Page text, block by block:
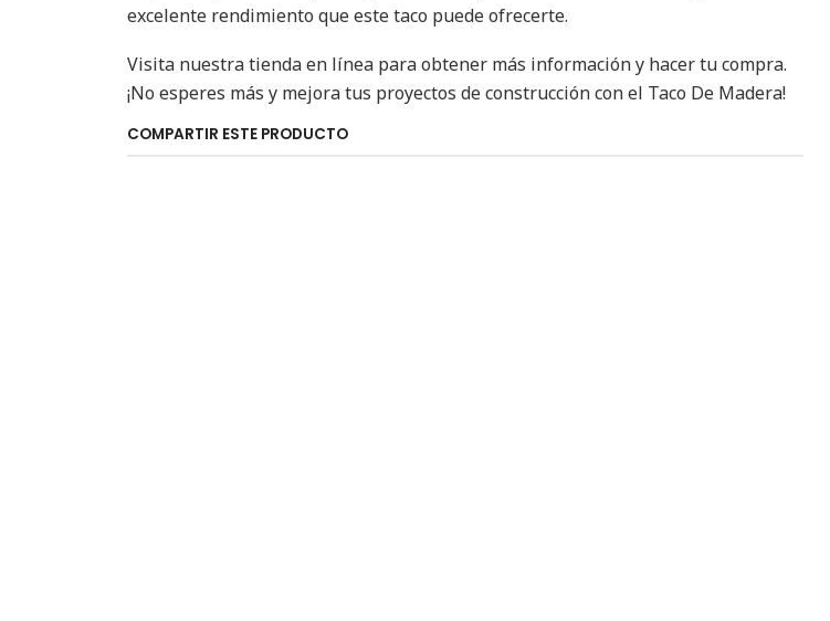
excelente rendimiento que este taco puede ofrecerte.
Visita nuestra tienda en línea para obtener más información y hacer tu compra.
¡No esperes más y mejora tus proyectos de construcción con el Taco De Madera!
COMPARTIR ESTE PRODUCTO